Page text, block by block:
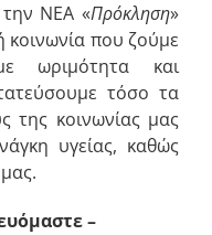
την ΝΕΑ «Πρόκληση»
που ζούμε
ωριμότητα και
τόσο τα
της κοινωνίας μας
υγείας, καθώς
–